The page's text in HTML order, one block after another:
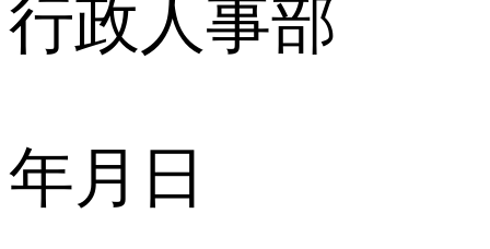
行政人事部
年月日